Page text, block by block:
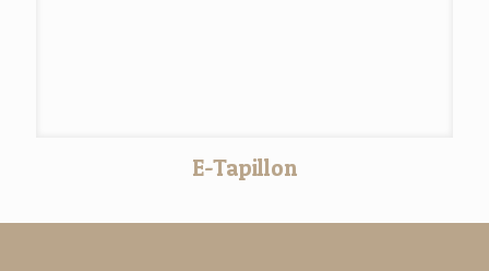
E-Tapillon